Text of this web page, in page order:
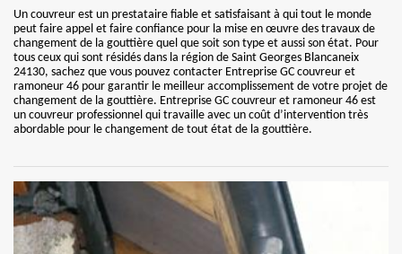
Un couvreur est un prestataire fiable et satisfaisant à qui tout le monde
peut faire appel et faire confiance pour la mise en œuvre des travaux de
changement de la gouttière quel que soit son type et aussi son état. Pour
tous ceux qui sont résidés dans la région de Saint Georges Blancaneix
24130, sachez que vous pouvez contacter Entreprise GC couvreur et
ramoneur 46 pour garantir le meilleur accomplissement de votre projet de
changement de la gouttière. Entreprise GC couvreur et ramoneur 46 est
un couvreur professionnel qui travaille avec un coût d’intervention très
abordable pour le changement de tout état de la gouttière.